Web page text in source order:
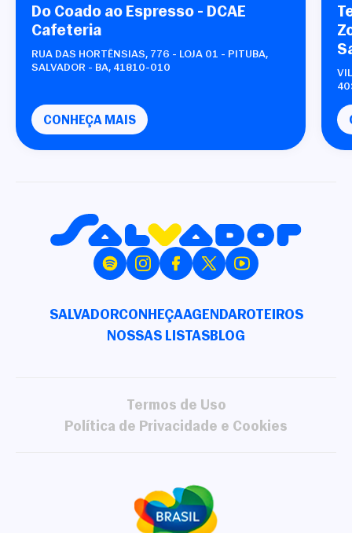
Do Coado ao Espresso - DCAE
Cafeteria
RUA DAS HORTÊNSIAS, 776 - LOJA 01 - PITUBA,
SALVADOR - BA, 41810-010
CONHEÇA MAIS
SALVADORCONHEÇAAGENDAROTEIROS
NOSSAS LISTASBLOG
Termos de Uso
Política de Privacidade e Cookies